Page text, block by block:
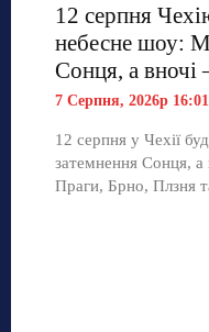
12 серпня
небесне шоу:
Сонця, а вночі
7 Серпня, 2026р 16:01
12 серпня у Чехії
затемнення Сонця, а
Праги, Брно, Плзня